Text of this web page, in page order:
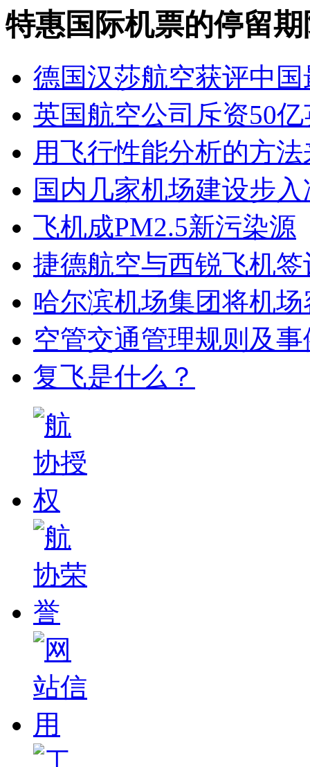
特惠国际机票的停留
德国汉莎航空获评中
英国航空公司斥资50
用飞行性能分析的方
国内几家机场建设步
飞机成PM2.5新污染源
捷德航空与西锐飞机
哈尔滨机场集团将机
空管交通管理规则及事
复飞是什么？